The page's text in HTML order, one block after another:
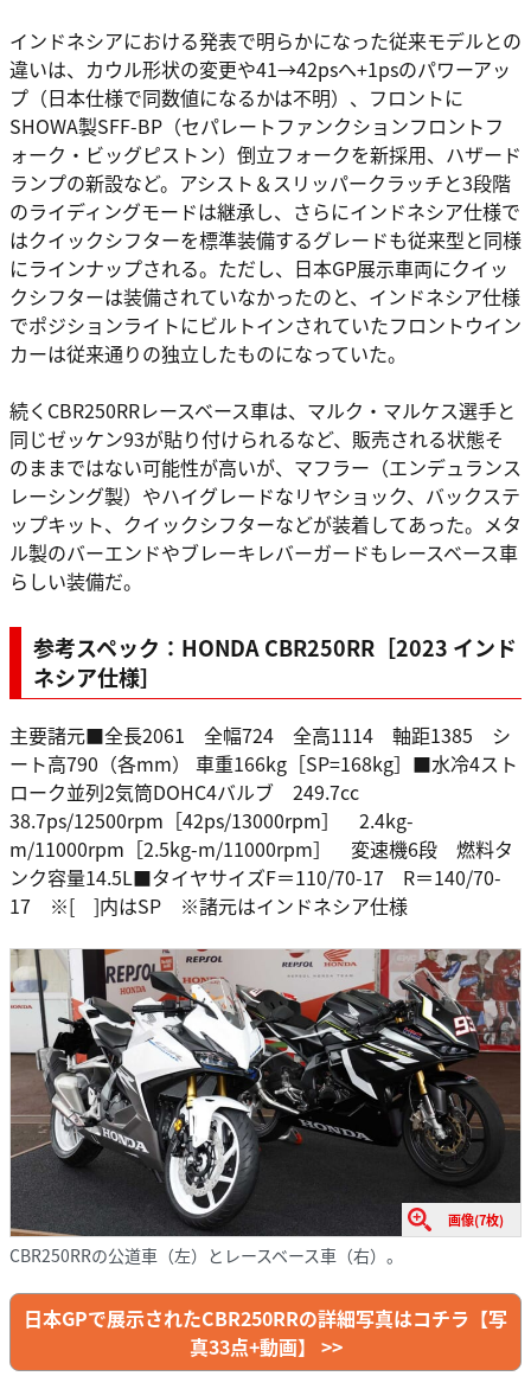
インドネシアにおける発表で明らかになった従来モデルとの
違いは、カウル形状の変更や41→42psへ+1psのパワーアッ
プ（日本仕様で同数値になるかは不明）、フロントに
SHOWA製SFF-BP（セパレートファンクションフロントフ
ォーク・ビッグピストン）倒立フォークを新採用、ハザード
ランプの新設など。アシスト＆スリッパークラッチと3段階
のライディングモードは継承し、さらにインドネシア仕様で
はクイックシフターを標準装備するグレードも従来型と同様
にラインナップされる。ただし、日本GP展示車両にクイッ
クシフターは装備されていなかったのと、インドネシア仕様
でポジションライトにビルトインされていたフロントウイン
カーは従来通りの独立したものになっていた。
続くCBR250RRレースベース車は、マルク・マルケス選手と
同じゼッケン93が貼り付けられるなど、販売される状態そ
のままではない可能性が高いが、マフラー（エンデュランス
レーシング製）やハイグレードなリヤショック、バックステ
ップキット、クイックシフターなどが装着してあった。メタ
ル製のバーエンドやブレーキレバーガードもレースベース車
らしい装備だ。
参考スペック：HONDA CBR250RR［2023 インド
ネシア仕様］
主要諸元■全長2061 全幅724 全高1114 軸距1385 シ
ート高790（各mm） 車重166kg［SP=168kg］■水冷4スト
ローク並列2気筒DOHC4バルブ 249.7cc
38.7ps/12500rpm［42ps/13000rpm］ 2.4kg-
m/11000rpm［2.5kg-m/11000rpm］ 変速機6段 燃料タ
ンク容量14.5L■タイヤサイズF＝110/70-17 R＝140/70-
17 ※[ ]内はSP ※諸元はインドネシア仕様
画像(7枚)
CBR250RRの公道車（左）とレースベース車（右）。
日本GPで展示されたCBR250RRの詳細写真はコチラ【写
真33点+動画】 >>